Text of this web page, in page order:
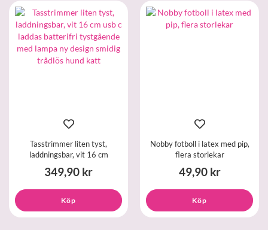
Tasstrimmer liten tyst,
laddningsbar, vit 16 cm
349,90 kr
Köp
Nobby fotboll i latex med pip,
flera storlekar
49,90 kr
Köp